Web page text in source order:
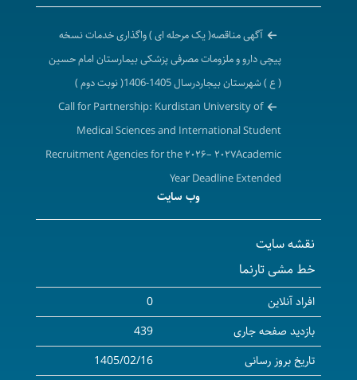
آگهی مناقصه( یک مرحله ای ) واگذاری خدمات نسخه
پیچی دارو و ملزومات مصرفی پزشکی بیمارستان امام حسین
( ع ) شهرستان بیجاردرسال 1405-1406( نوبت دوم )
Call for Partnership: Kurdistan University of
Medical Sciences and International Student
Recruitment Agencies for the ۲۰۲۶– ۲۰۲۷Academic
Year Deadline Extended
تمدید فراخوان همکاری دانشگاه علوم پزشکی و خدمات
۲۰۲۷-۲۰۲۶ میلادی)
آگهی مزایده واگذاری محل داروخانه و ارائه خدمات دارویی
( بخش سرپایی ) بیمارستان امام حسین ( ع) شهرستان
بیجار
آگهی مناقصه عمومی( یک مرحله ای ) واگذاری امورات
وب سایت
نقشه سایت
خط مشی تارنما
افراد آنلاین
0
بازدید صفحه جاری
439
تاریخ بروز رسانی
1405/02/16